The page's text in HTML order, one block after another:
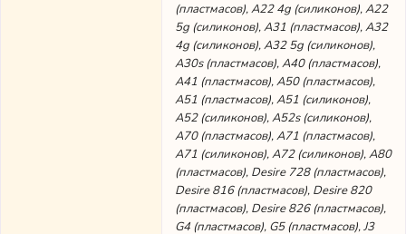
(пластмасов), A22 4g (силиконов), A22
5g (силиконов), A31 (пластмасов), A32
4g (силиконов), A32 5g (силиконов),
A30s (пластмасов), A40 (пластмасов),
A41 (пластмасов), A50 (пластмасов),
A51 (пластмасов), A51 (силиконов),
A52 (силиконов), A52s (силиконов),
A70 (пластмасов), A71 (пластмасов),
A71 (силиконов), A72 (силиконов), A80
(пластмасов), Desire 728 (пластмасов),
Desire 816 (пластмасов), Desire 820
(пластмасов), Desire 826 (пластмасов),
G4 (пластмасов), G5 (пластмасов), J3